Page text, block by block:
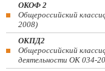
ОКОФ 2
Общероссийский
2008)
ОКПД2
Общероссийский
деятельности ОК 034-